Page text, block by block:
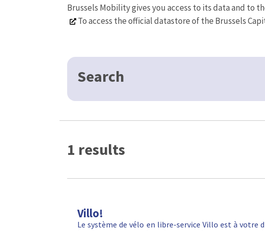
Brussels Mobility gives you access to its data and to
To access the official datastore of the Brussels
Search
1 results
Villo!
Le système de vélo en libre-service Villo est à